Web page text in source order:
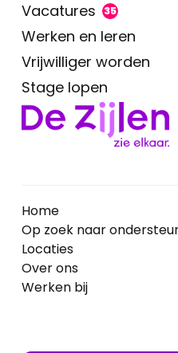
Vacatures 35
Werken en leren
Vrijwilliger worden
Stage lopen
Home
Op zoek naar
Locaties
Over ons
Werken bij